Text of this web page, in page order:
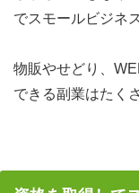
でスモールビジネ
物販やせどり、
できる副業はたく